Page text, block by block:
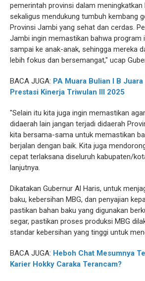
pemerintah provinsi dalam
sekaligus mendukung tumbuh kembang
Provinsi Jambi yang sehat dan cerdas.
Jambi ingin memastikan bahwa program
sampai ke anak-anak, sehingga mereka
lebih fokus dan bersemangat," ucap
BACA JUGA: PA Muara Bulian I B
Prestasi Kinerja Triwulan III 2025
"Selain itu kita juga ingin memastikan
didaerah lain jangan terjadi didaerah
kita bersama-sama untuk memastikan
berjalan dengan baik. Kita juga
cepat terlaksana diseluruh kabupaten/
lanjutnya.
Dikatakan Gubernur Al Haris, untuk
baku, kebersihan MBG, dan penyajian
pastikan bahan baku yang digunakan
segar, pastikan proses produksi MBG
standar kebersihan yang tinggi untuk
BACA JUGA: Heboh Chat Mesumnya
Karier Hokky Caraka Terancam?